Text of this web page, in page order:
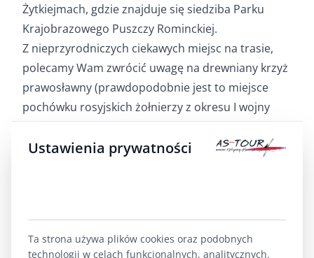
Żytkiejmach, gdzie znajduje się siedziba Parku
Krajobrazowego Puszczy Rominckiej.
Z nieprzyrodniczych ciekawych miejsc na trasie,
polecamy Wam zwrócić uwagę na drewniany krzyż
prawosławny (prawdopodobnie jest to miejsce
pochówku rosyjskich żołnierzy z okresu I wojny
światowej), który postawiono za pierwszym
mostkiem na rzece Wiatrołuży, we wsi Kaletnik
Tadeusz”, aby podziwiać północno-wschodnią
część Suwalskiego Parku Krajobrazowego, jeziora i
Ustawienia prywatności
Ta strona używa plików cookies oraz podobnych
technologii w celach funkcjonalnych, analitycznych.